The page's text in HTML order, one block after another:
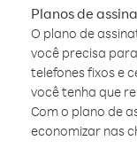
Planos de
O plano de
você precisa
telefones fixos e
você tenha que
Com o plano de
economizar nas